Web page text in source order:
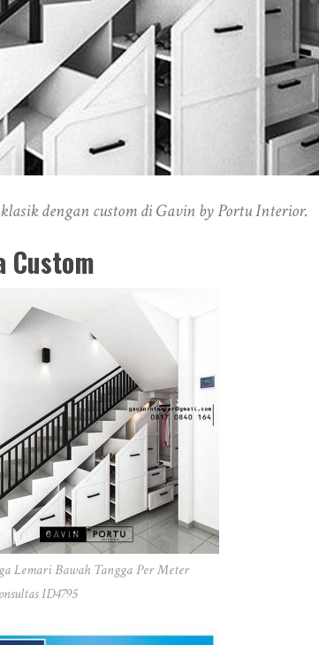
dengan custom di Gavin by Portu Interior.
Custom
Lemari Bawah Tangga Per Meter
ID4795